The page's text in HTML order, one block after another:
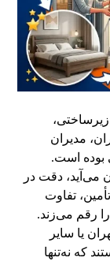
مدیران
بوده است.
دقت در
تفاوت
رقم می‌زند.
یا سایر
که نه‌تنها